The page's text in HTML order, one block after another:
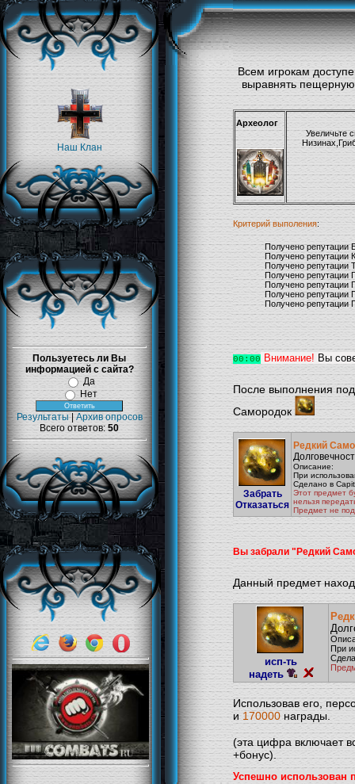
Наш Клан
Пользуетесь ли Вы
информацией с сайта?
Да
Нет
Результаты| Архив опросов
Всего ответов: 50
Всем игрокам
выравнять
Археолог
Увеличьте
Критерий выполения:
Получено репутации
Получено репутации
Получено
Получено репутации
Получено
Получено
Получено репутации
00:00 Внимание! Вы
После выполнения
Самородок
Забрать
Отказаться
Редкий
Описание:
При
Сделано в
Этот предмет
нельзя
Предмет не
Вы забрали "Редкий
Данный предмет
исп-ть
надеть
При
Использовав его,
и 170000награды.
(эта цифра включает
+бонус).
Успешно использован